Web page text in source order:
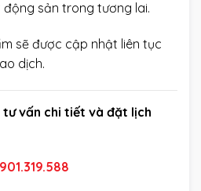
sản trong tương lai.
sẽ được cập nhật liên tục
dịch.
tư vấn chi tiết và đặt lịch